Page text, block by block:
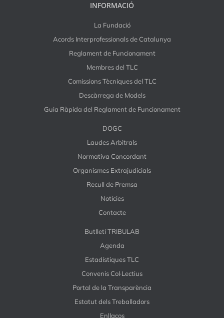
INFORMACIÓ
La Fundació
Acords Interprofessionals de Catalunya
Reglament de Funcionament
Membres del TLC
Comissions Tècniques del TLC
Descàrrega de Models
Guia Ràpida del Reglament de Funcionament
DOGC
Laudes Arbitrals
Normativa Concordant
Organismes Extrajudicials
Recull de Premsa
Notícies
Contacte
Butlletí TRIBULAB
Agenda
Estadístiques TLC
Convenis Col·Lectius
Portal de la Transparència
Estatut dels Treballadors
Enllaços